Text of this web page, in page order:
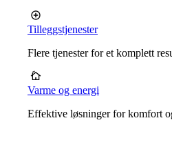
Tilleggstjenester
Flere tjenester for et komplett
Varme og energi
Effektive løsninger for komfort